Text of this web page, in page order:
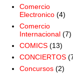
Comercio
Electronico (4)
Comercio
Internacional (7)
COMICS (13)
CONCIERTOS
Concursos (2)